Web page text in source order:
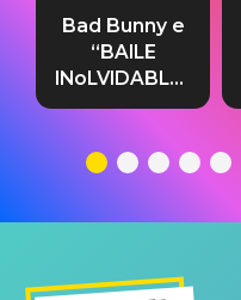
Bad Bunny e
“BAILE
INoLVIDABLE”:
testo,
significato